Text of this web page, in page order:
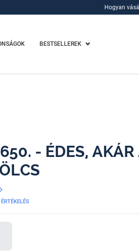
Hogyan
BESTSELLEREK
- ÉDES, AKÁR